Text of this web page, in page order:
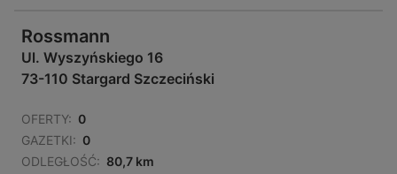
Rossmann
Ul. Wyszyńskiego 16
73-110 Stargard Szczeciński
OFERTY: 0
GAZETKI: 0
ODLEGŁOŚĆ: 80,7 km